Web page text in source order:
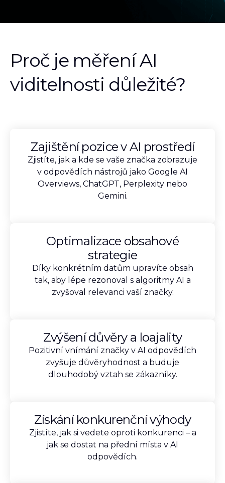
Proč je měření AI
viditelnosti důležité?
Zajištění pozice v AI prostředí
Zjistíte, jak a kde se vaše značka zobrazuje
v odpovědích nástrojů jako Google AI
Overviews, ChatGPT, Perplexity nebo
Gemini.
Optimalizace obsahové
strategie
Díky konkrétním datům upravíte obsah
tak, aby lépe rezonoval s algoritmy AI a
zvyšoval relevanci vaší značky.
Zvýšení důvěry a loajality
Pozitivní vnímání značky v AI odpovědích
zvyšuje důvěryhodnost a buduje
dlouhodobý vztah se zákazníky.
Získání konkurenční výhody
Zjistíte, jak si vedete oproti konkurenci – a
jak se dostat na přední místa v AI
odpovědích.